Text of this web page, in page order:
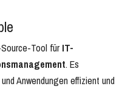
Tool für IT-
. Es
Anwendungen effizient und